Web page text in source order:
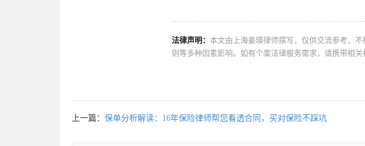
法律声明： 本文由上海姜瑛律师撰写，仅供交流参考，
则等多种因素影响。如有个案法律服务需求，请携带相关
上一篇： 保单分析解读：16年保险律师帮您看透合同，买对保险不踩坑